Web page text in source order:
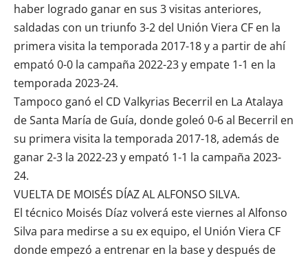
haber logrado ganar en sus 3 visitas anteriores,
saldadas con un triunfo 3-2 del Unión Viera CF en la
primera visita la temporada 2017-18 y a partir de ahí
empató 0-0 la campaña 2022-23 y empate 1-1 en la
temporada 2023-24.
Tampoco ganó el CD Valkyrias Becerril en La Atalaya
de Santa María de Guía, donde goleó 0-6 al Becerril en
su primera visita la temporada 2017-18, además de
ganar 2-3 la 2022-23 y empató 1-1 la campaña 2023-
24.
VUELTA DE MOISÉS DÍAZ AL ALFONSO SILVA.
El técnico Moisés Díaz volverá este viernes al Alfonso
Silva para medirse a su ex equipo, el Unión Viera CF
donde empezó a entrenar en la base y después de